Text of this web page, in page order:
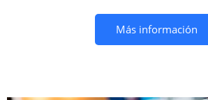
Más información